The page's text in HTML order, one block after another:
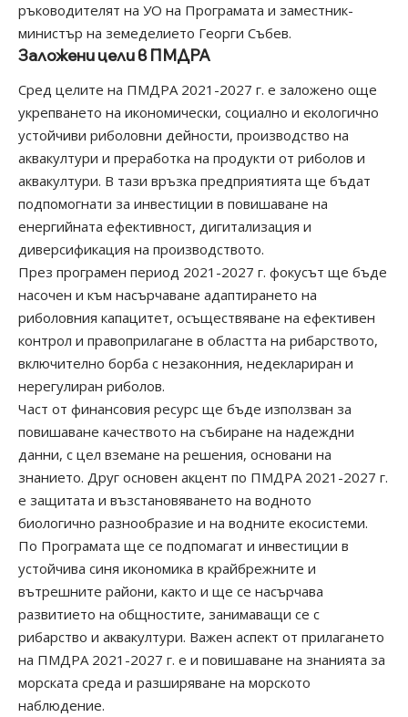
ръководителят на УО на Програмата и заместник-
министър на земеделието Георги Събев.
Заложени цели в ПМДРА
Сред целите на ПМДРА 2021-2027 г. е заложено още
укрепването на икономически, социално и екологично
устойчиви риболовни дейности, производство на
аквакултури и преработка на продукти от риболов и
аквакултури. В тази връзка предприятията ще бъдат
подпомогнати за инвестиции в повишаване на
енергийната ефективност, дигитализация и
диверсификация на производството.
През програмен период 2021-2027 г. фокусът ще бъде
насочен и към насърчаване адаптирането на
риболовния капацитет, осъществяване на ефективен
контрол и правоприлагане в областта на рибарството,
включително борба с незаконния, недеклариран и
нерегулиран риболов.
Част от финансовия ресурс ще бъде използван за
повишаване качеството на събиране на надеждни
данни, с цел вземане на решения, основани на
знанието. Друг основен акцент по ПМДРА 2021-2027 г.
е защитата и възстановяването на водното
биологично разнообразие и на водните екосистеми.
По Програмата ще се подпомагат и инвестиции в
устойчива синя икономика в крайбрежните и
вътрешните райони, както и ще се насърчава
развитието на общностите, занимаващи се с
рибарство и аквакултури. Важен аспект от прилагането
на ПМДРА 2021-2027 г. е и повишаване на знанията за
морската среда и разширяване на морското
наблюдение.